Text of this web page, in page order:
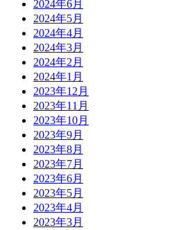
2024年6月
2024年5月
2024年4月
2024年3月
2024年2月
2024年1月
2023年12月
2023年11月
2023年10月
2023年9月
2023年8月
2023年7月
2023年6月
2023年5月
2023年4月
2023年3月